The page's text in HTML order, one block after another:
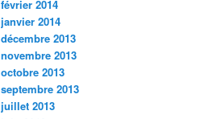
février 2014
janvier 2014
décembre 2013
novembre 2013
octobre 2013
septembre 2013
juillet 2013